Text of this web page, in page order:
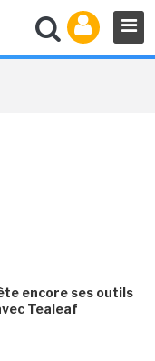
encore ses outils
Tealeaf